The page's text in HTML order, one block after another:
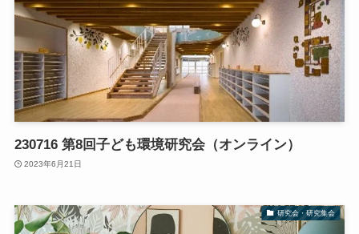
230716 第8回子ども環境研究会（オンライン）
2023年6月21日
研究会・研究集会